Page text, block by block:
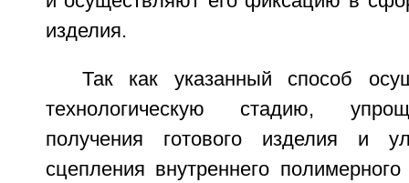
изделия.
Так как указанный способ
технологическую стадию,
получения готового изделия и
сцепления внутреннего